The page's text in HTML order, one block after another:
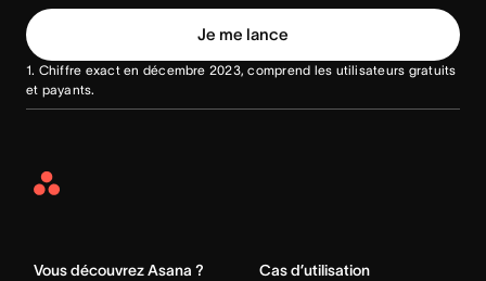
Je me lance
1. Chiffre exact en décembre 2023, comprend les utilisateurs gratuits
et payants.
Asana
Vous découvrez Asana ? Cas d’utilisation